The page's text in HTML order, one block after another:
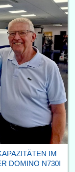
IM
DOMINO N730I